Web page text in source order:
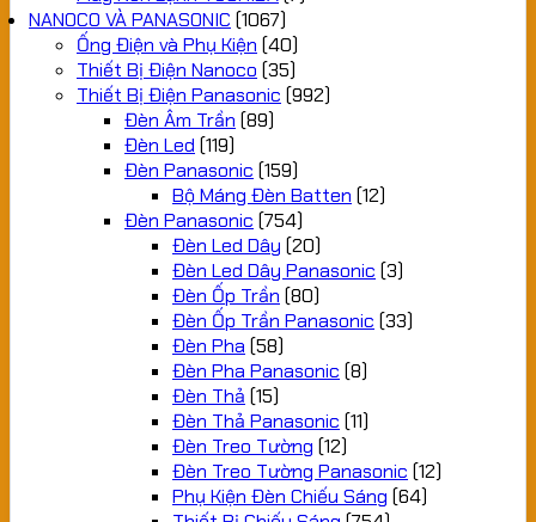
NANOCO VÀ PANASONIC (1067)
Ống Điện và Phụ Kiện (40)
Thiết Bị Điện Nanoco (35)
Thiết Bị Điện Panasonic (992)
Đèn Âm Trần (89)
Đèn Led (119)
Đèn Panasonic (159)
Bộ Máng Đèn Batten (12)
Đèn Panasonic (754)
Đèn Led Dây (20)
Đèn Led Dây Panasonic (3)
Đèn Ốp Trần (80)
Đèn Ốp Trần Panasonic (33)
Đèn Pha (58)
Đèn Pha Panasonic (8)
Đèn Thả (15)
Đèn Thả Panasonic (11)
Đèn Treo Tường (12)
Đèn Treo Tường Panasonic (12)
Phụ Kiện Đèn Chiếu Sáng (64)